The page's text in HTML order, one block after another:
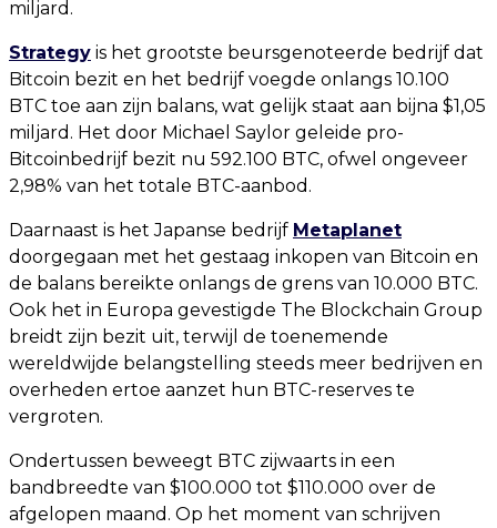
miljard.
Strategy is het grootste beursgenoteerde bedrijf dat
Bitcoin bezit en het bedrijf voegde onlangs 10.100
BTC toe aan zijn balans, wat gelijk staat aan bijna $1,05
miljard. Het door Michael Saylor geleide pro-
Bitcoinbedrijf bezit nu 592.100 BTC, ofwel ongeveer
2,98% van het totale BTC-aanbod.
Daarnaast is het Japanse bedrijf Metaplanet
doorgegaan met het gestaag inkopen van Bitcoin en
de balans bereikte onlangs de grens van 10.000 BTC.
Ook het in Europa gevestigde The Blockchain Group
breidt zijn bezit uit, terwijl de toenemende
wereldwijde belangstelling steeds meer bedrijven en
overheden ertoe aanzet hun BTC-reserves te
vergroten.
Ondertussen beweegt BTC zijwaarts in een
bandbreedte van $100.000 tot $110.000 over de
afgelopen maand. Op het moment van schrijven